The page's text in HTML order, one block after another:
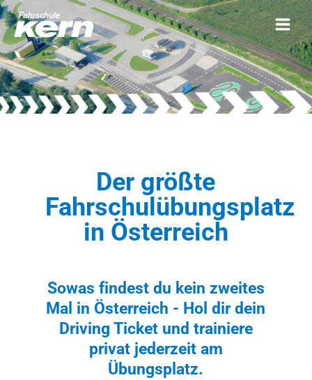
Der größte
Fahrschulübungsplatz
in Österreich
Sowas findest du kein zweites
Mal in Österreich - Hol dir dein
Driving Ticket und trainiere
privat jederzeit am
Übungsplatz.